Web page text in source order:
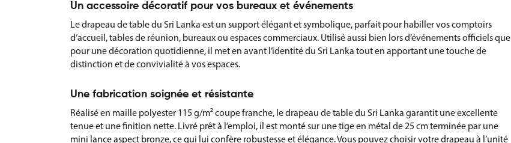
Un accessoire décoratif pour vos bureaux et événements
Le drapeau de table du Sri Lanka est un support élégant et symbolique, parfait pour habiller vos comptoirs
d’accueil, tables de réunion, bureaux ou espaces commerciaux. Utilisé aussi bien lors d’événements officiels que
pour une décoration quotidienne, il met en avant l’identité du Sri Lanka tout en apportant une touche de
distinction et de convivialité à vos espaces.
Une fabrication soignée et résistante
Réalisé en maille polyester 115 g/m² coupe franche, le drapeau de table du Sri Lanka garantit une excellente
tenue et une finition nette. Livré prêt à l’emploi, il est monté sur une tige en métal de 25 cm terminée par une
mini lance aspect bronze, ce qui lui confère robustesse et élégance. Vous pouvez choisir votre drapeau à l’unité